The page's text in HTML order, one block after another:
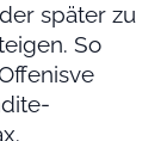
später zu
So